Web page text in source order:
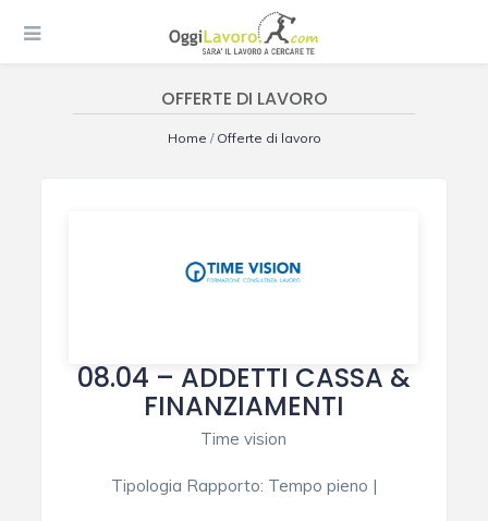
OFFERTE DI LAVORO
Home / Offerte di lavoro
08.04 – ADDETTI CASSA &
FINANZIAMENTI
Time vision
Tipologia Rapporto: Tempo pieno |